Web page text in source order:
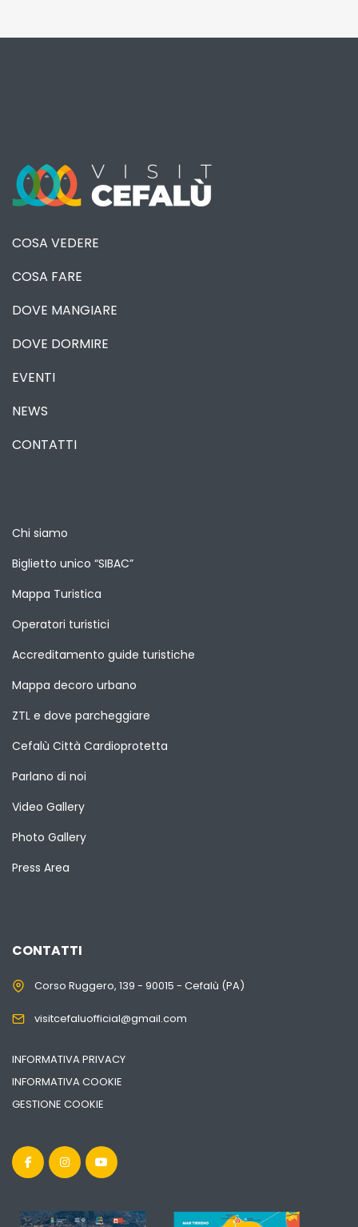
COSA VEDERE
COSA FARE
DOVE MANGIARE
DOVE DORMIRE
EVENTI
NEWS
CONTATTI
Chi siamo
Biglietto unico “SIBAC”
Mappa Turistica
Operatori turistici
Accreditamento guide turistiche
Mappa decoro urbano
ZTL e dove parcheggiare
Cefalù Città Cardioprotetta
Parlano di noi
Video Gallery
Photo Gallery
Press Area
CONTATTI
Corso Ruggero, 139 - 90015 - Cefalù (PA)
visitcefaluofficial@gmail.com
INFORMATIVA PRIVACY
INFORMATIVA COOKIE
GESTIONE COOKIE